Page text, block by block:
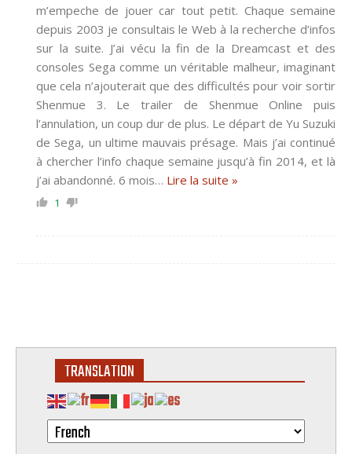
m’empeche de jouer car tout petit. Chaque semaine
depuis 2003 je consultais le Web à la recherche d’infos
sur la suite. J’ai vécu la fin de la Dreamcast et des
consoles Sega comme un véritable malheur, imaginant
que cela n’ajouterait que des difficultés pour voir sortir
Shenmue 3. Le trailer de Shenmue Online puis
l’annulation, un coup dur de plus. Le départ de Yu Suzuki
de Sega, un ultime mauvais présage. Mais j’ai continué
à chercher l’info chaque semaine jusqu’à fin 2014, et là
j’ai abandonné. 6 mois… Lire la suite »
1
TRANSLATION